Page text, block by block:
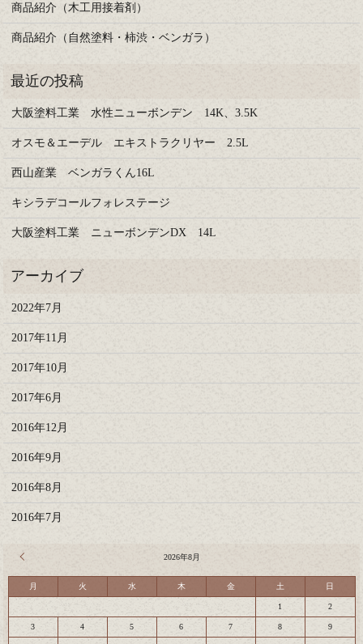
商品紹介（木工用接着剤）
商品紹介（自然塗料・柿渋・ベンガラ）
大阪塗料工業 水性ニューボンデン 14K、3.5K
オスモ＆エーデル エキストラクリヤー 2.5L
西山産業 ベンガラくん16L
キシラデコールフォレステージ
大阪塗料工業 ニューボンデンDX 14L
2022年7月
2017年11月
2017年10月
2017年6月
2016年12月
2016年9月
2016年8月
2016年7月
2026年8月
月 火 水 木 金 土 日
1 2
3 4 5 6 7 8 9